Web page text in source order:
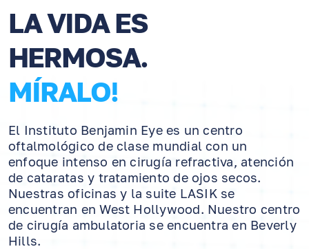
LA VIDA ES
HERMOSA.
MÍRALO!
El Instituto Benjamin Eye es un centro
oftalmológico de clase mundial con un
enfoque intenso en cirugía refractiva, atención
de cataratas y tratamiento de ojos secos.
Nuestras oficinas y la suite LASIK se
encuentran en West Hollywood. Nuestro centro
de cirugía ambulatoria se encuentra en Beverly
Hills.